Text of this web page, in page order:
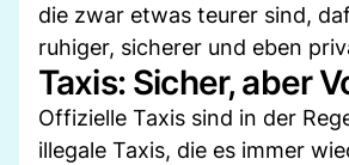
die zwar etwas teurer sind,
ruhiger, sicherer und eben
Taxis: Sicher, aber
Offizielle Taxis sind in der
illegale Taxis, die es immer